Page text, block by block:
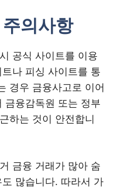
의사항
공식 사이트를 이용
나 피싱 사이트를 통
경우 금융사고로 이어
금융감독원 또는 정부
하는 것이 안전합니
금융 거래가 많아 숨
많습니다. 따라서 가